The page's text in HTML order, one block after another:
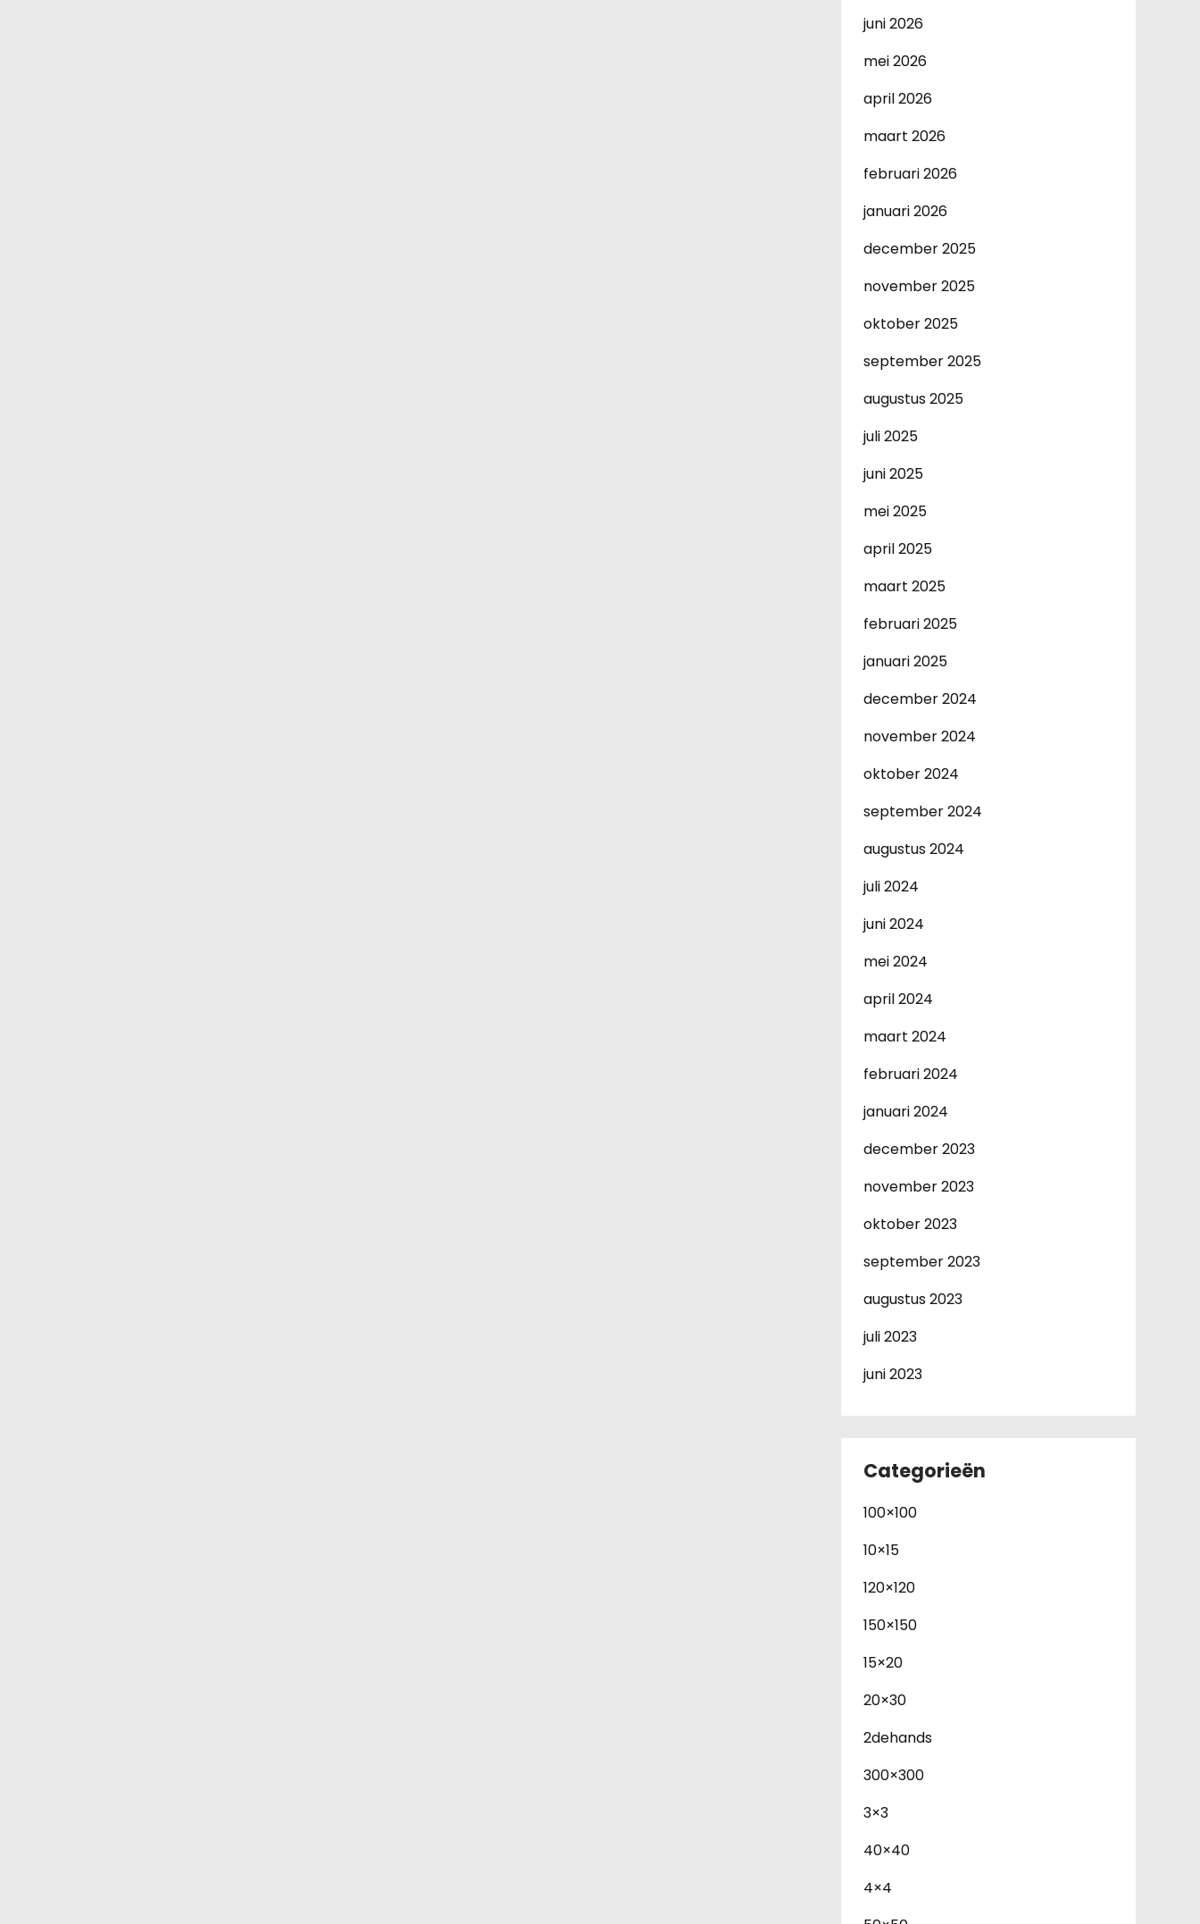
juni 2026
mei 2026
april 2026
maart 2026
februari 2026
januari 2026
december 2025
november 2025
oktober 2025
september 2025
augustus 2025
juli 2025
juni 2025
mei 2025
april 2025
maart 2025
februari 2025
januari 2025
december 2024
november 2024
oktober 2024
september 2024
augustus 2024
juli 2024
juni 2024
mei 2024
april 2024
maart 2024
februari 2024
januari 2024
december 2023
november 2023
oktober 2023
september 2023
augustus 2023
juli 2023
juni 2023
Categorieën
100×100
10×15
120×120
150×150
15×20
20×30
2dehands
300×300
3×3
40×40
4×4